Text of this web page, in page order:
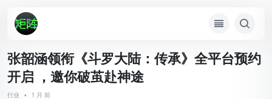
张韶涵领衔《斗罗大陆：传承》全平台预约
开启 ，邀你破茧赴神途
行业 • 1 月 前